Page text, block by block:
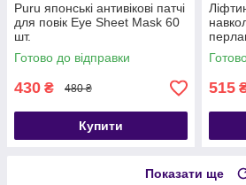
Puru японські антивікові патчі
для повік Eye Sheet Mask 60
шт.
Готово до відправки
430 ₴ 480 ₴
Купити
Black
Eye
515
Показати ще